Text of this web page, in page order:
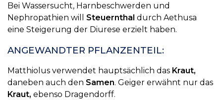
Bei Wassersucht, Harnbeschwerden und
Nephropathien will Steuernthal durch Aethusa
eine Steigerung der Diurese erzielt haben.
ANGEWANDTER PFLANZENTEIL:
Matthiolus verwendet hauptsächlich das Kraut,
daneben auch den Samen. Geiger erwähnt nur das
Kraut, ebenso Dragendorff.